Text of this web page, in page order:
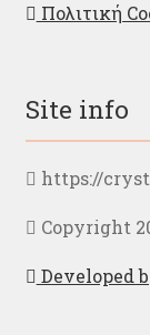
Πολιτική
Site info
https://
Copyright
Developed